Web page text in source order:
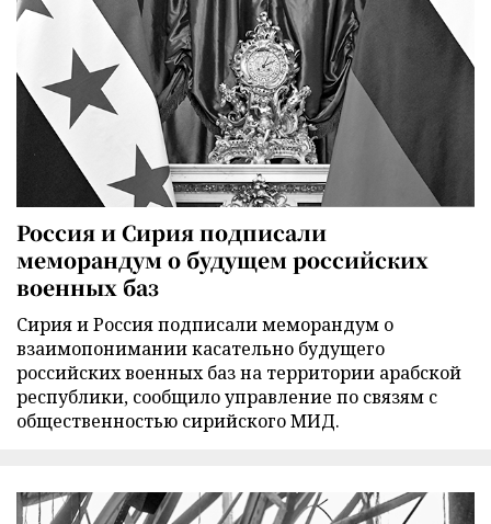
Россия и Сирия подписали
меморандум о будущем российских
военных баз
Сирия и Россия подписали меморандум о
взаимопонимании касательно будущего
российских военных баз на территории арабской
республики, сообщило управление по связям с
общественностью сирийского МИД.